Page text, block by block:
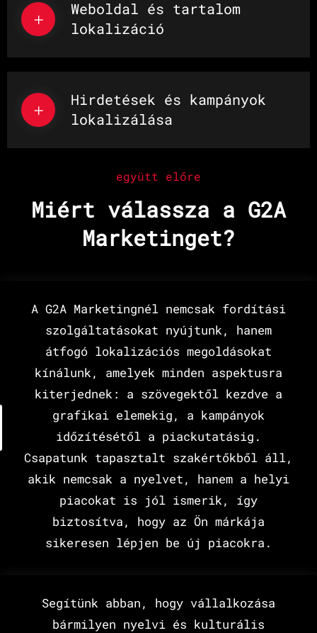
Weboldal és tartalom
lokalizáció
Hirdetések és kampányok
lokalizálása
együtt előre
Miért válassza a G2A
Marketinget?
A G2A Marketingnél nemcsak fordítási
szolgáltatásokat nyújtunk, hanem
átfogó lokalizációs megoldásokat
kínálunk, amelyek minden aspektusra
kiterjednek: a szövegektől kezdve a
grafikai elemekig, a kampányok
időzítésétől a piackutatásig.
Csapatunk tapasztalt szakértőkből áll,
akik nemcsak a nyelvet, hanem a helyi
piacokat is jól ismerik, így
biztosítva, hogy az Ön márkája
sikeresen lépjen be új piacokra.
Segítünk abban, hogy vállalkozása
bármilyen nyelvi és kulturális